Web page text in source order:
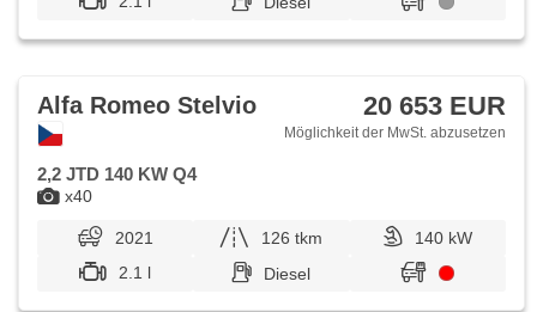
x40
Alfa Romeo Stelvio 20 653 EUR
Möglichkeit der MwSt. abzusetzen
2,2 JTD 140 KW Q4
2021 126 tkm
140 kW
2.1 l
Diesel